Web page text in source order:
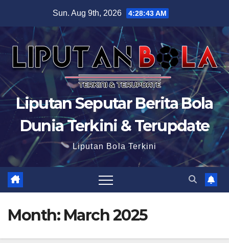
content
Sun. Aug 9th, 2026 4:28:45 AM
Liputan Seputar Berita Bola
Dunia Terkini & Terupdate
Liputan Bola Terkini
Month: March 2025